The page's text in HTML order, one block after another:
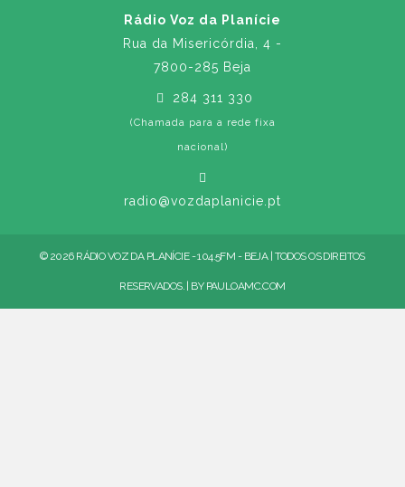
Rádio Voz da Planície
Rua da Misericórdia, 4 -
7800-285 Beja
284 311 330
(Chamada para a rede fixa
nacional)
radio@vozdaplanicie.pt
© 2026 RÁDIO VOZ DA PLANÍCIE - 104.5FM - BEJA | TODOS OS DIREITOS
RESERVADOS. | BY PAULOAMC.COM